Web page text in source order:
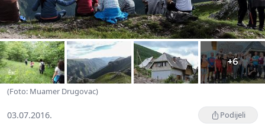
+6
(Foto: Muamer Drugovac)
03.07.2016. Podijeli